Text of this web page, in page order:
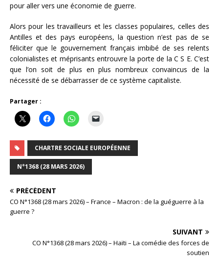
pour aller vers une économie de guerre.
Alors pour les travailleurs et les classes populaires, celles des
Antilles et des pays européens, la question n’est pas de se
féliciter que le gouvernement français imbibé de ses relents
colonialistes et méprisants entrouvre la porte de la C S E. C’est
que l’on soit de plus en plus nombreux convaincus de la
nécessité de se débarrasser de ce système capitaliste.
Partager :
CHARTRE SOCIALE EUROPÉENNE
N°1368 (28 MARS 2026)
PRÉCÉDENT
CO N°1368 (28 mars 2026) – France – Macron : de la guéguerre à la
guerre ?
SUIVANT
CO N°1368 (28 mars 2026) – Haïti – La comédie des forces de
soutien